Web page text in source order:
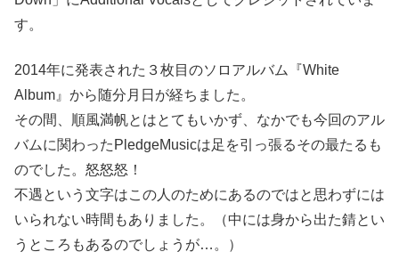
す。
2014年に発表された３枚目のソロアルバム『White
Album』から随分月日が経ちました。
その間、順風満帆とはとてもいかず、なかでも今回のアル
バムに関わったPledgeMusicは足を引っ張るその最たるも
のでした。怒怒怒！
不遇という文字はこの人のためにあるのではと思わずには
いられない時間もありました。（中には身から出た錆とい
うところもあるのでしょうが…。）